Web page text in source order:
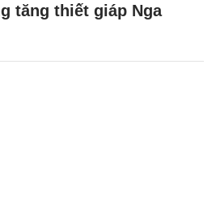
tăng thiết giáp Nga